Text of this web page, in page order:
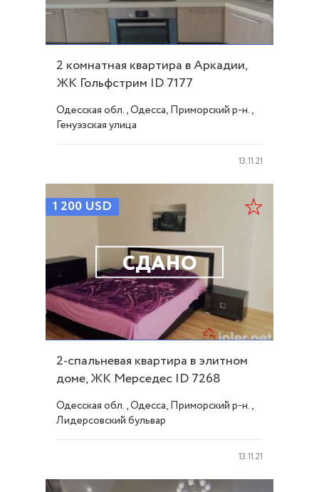
2 комнатная квартира в Аркадии,
ЖК Гольфстрим ID 7177
Одесская обл., Одесса, Приморский р-н.,
Генуэзская улица
13.11.21
СДАНО
1 200 USD
2-спальневая квартира в элитном
доме, ЖК Мерседес ID 7268
Одесская обл., Одесса, Приморский р-н.,
Лидерсовский бульвар
13.11.21